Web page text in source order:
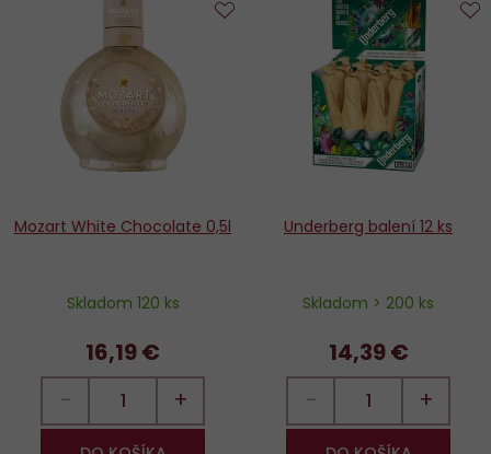
Mozart White Chocolate 0,5l
Skladom 120 ks
16,19 €
− +
obľúbených
Underberg balení 12 ks
Skladom > 200 ks
14,39 €
− +